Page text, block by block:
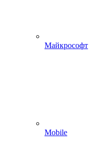
Майкрософт
Mobile